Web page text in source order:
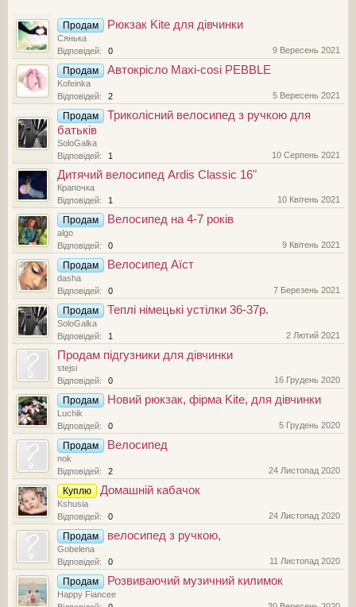
Продам Рюкзак Kite для дівчинки
Сянька
Відповідей:
0 9 Вересень 2021
Продам Автокрісло Maxi-cosi PEBBLE
Kofeinka
Відповідей:
2 5 Вересень 2021
Продам
Триколісний велосипед з ручкою для
батьків
SoloGalka
Відповідей:
1 10 Серпень 2021
Дитячий велосипед Ardis Classic 16"
Крапочка
Відповідей:
1 10 Квітень 2021
Продам Велосипед на 4-7 років
algo
Відповідей:
0 9 Квітень 2021
Продам Велосипед Аїст
dasha
Відповідей:
0 7 Березень 2021
Продам Теплі німецькі устілки 36-37р.
SoloGalka
Відповідей:
1 2 Лютий 2021
Продам підгузники для дівчинки
stejsi
Відповідей:
0 16 Грудень 2020
Продам Новий рюкзак, фірма Kite, для дівчинки
Luchik
Відповідей:
0 5 Грудень 2020
Продам Велосипед
nok
Відповідей:
2 24 Листопад 2020
Куплю Домашній кабачок
Kshusia
Відповідей:
0 24 Листопад 2020
Продам велосипед з ручкою,
Gobelena
Відповідей:
0 11 Листопад 2020
Продам Розвиваючий музичний килимок
Happy Fiancee